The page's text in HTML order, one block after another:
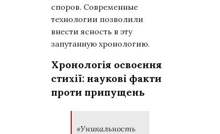
споров. Современные
технологии позволили
внести ясность в эту
запутанную хронологию.
Хронологія освоєння
стихії: наукові факти
проти припущень
«Уникальность